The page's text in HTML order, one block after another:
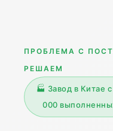
ПРОБЛЕМА С
РЕШАЕМ
🏭 Завод в Китае
000